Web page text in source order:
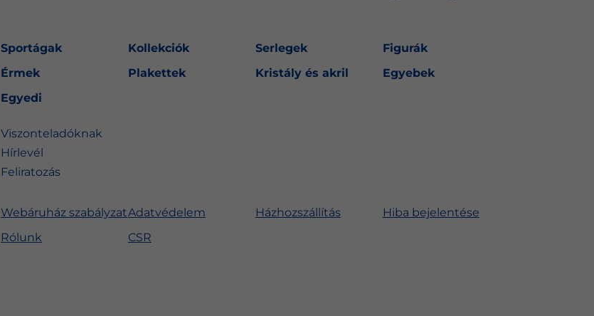
Sportágak Kollekciók Serlegek
Figurák
Érmek
Plakettek Kristály és akril
Egyebek
Egyedi
Viszonteladóknak
Hírlevél
Feliratozás
Webáruház szabályzatAdatvédelem Házhozszállítás
Hiba bejelentése
Rólunk
CSR